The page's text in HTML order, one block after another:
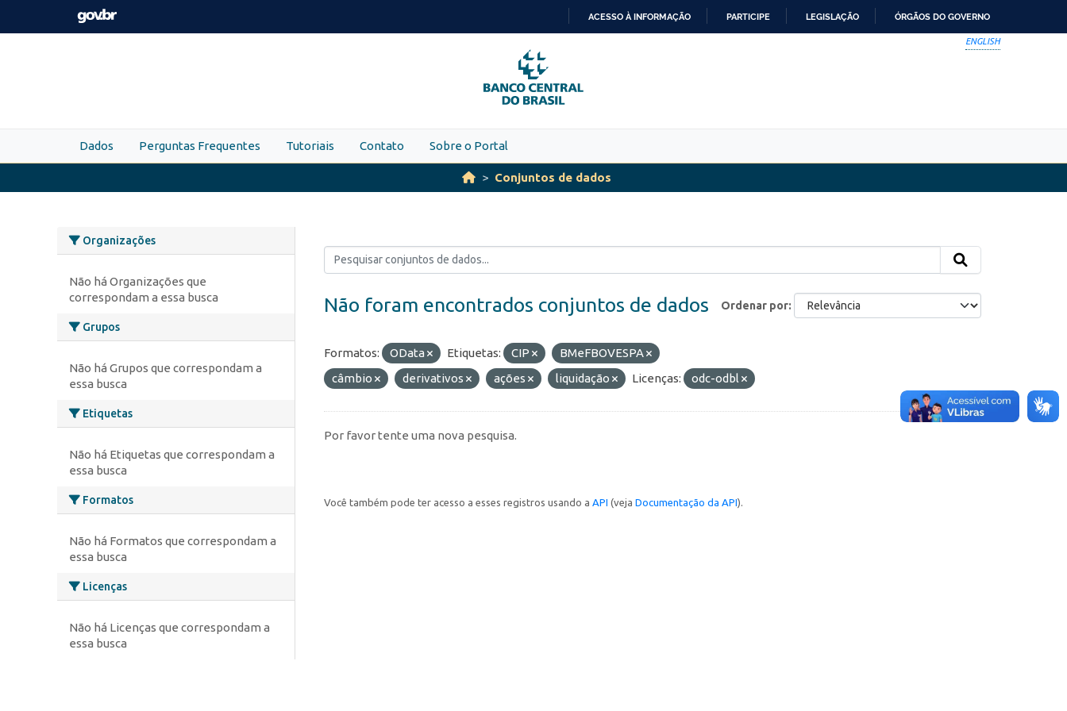
Skip to main content
PARA
O
CONTEÚDO
ACESSO À INFORMAÇÃO PARTICIPE LEGISLAÇÃO ÓRGÃOS DO GOVERNO
ENGLISH
Dados Perguntas Frequentes Tutoriais Contato Sobre o Portal
Conjuntos de dados
Organizações
Não há Organizações que
correspondam a essa busca
Grupos
Não há Grupos que correspondam a
essa busca
Etiquetas
Não há Etiquetas que correspondam a
essa busca
Formatos
Não há Formatos que correspondam a
essa busca
Licenças
Não há Licenças que correspondam a
essa busca
Ordenar por
Não foram encontrados conjuntos de dados
Formatos: OData Etiquetas: CIP
BMeFBOVESPA
câmbio
derivativos ações liquidação Licenças: odc-odbl
Por favor tente uma nova pesquisa.
Você também pode ter acesso a esses registros usando a API (veja Documentação da API).